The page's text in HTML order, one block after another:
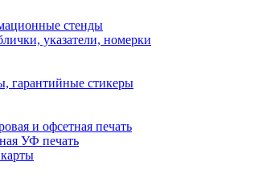
стенды
указатели, номерки
гарантийные стикеры
и офсетная печать
УФ печать